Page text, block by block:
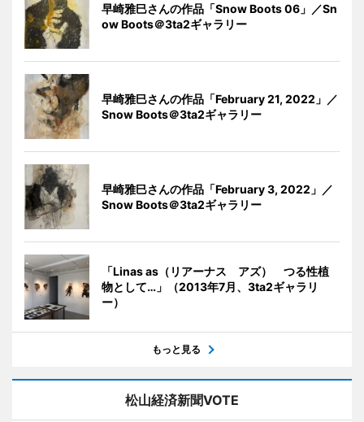
早崎雅巳さんの作品「Snow Boots 06」／Sn
ow Boots＠3ta2ギャラリー
早崎雅巳さんの作品「February 21, 2022」／
Snow Boots＠3ta2ギャラリー
早崎雅巳さんの作品「February 3, 2022」／
Snow Boots＠3ta2ギャラリー
「Linas as（リアーナス アズ） つる性植
物として…」（2013年7月、3ta2ギャラリ
ー）
もっと見る
松山経済新聞VOTE